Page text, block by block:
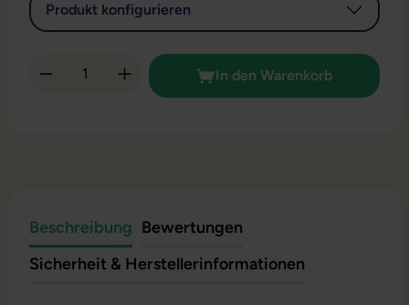
Produkt konfigurieren
Produkt Anzahl: Gib den gewünschten
In den Warenkorb
Beschreibung Bewertungen
Sicherheit & Herstellerinformationen